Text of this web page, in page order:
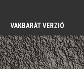
VAKBARÁT VERZIÓ